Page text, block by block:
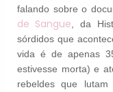
falando sobre o
de Sangue , da
sórdidos que
vida é de apenas
estivesse morta) e
rebeldes que